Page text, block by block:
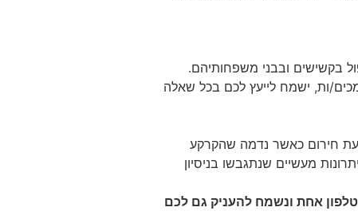
למעלה מ- 20 שנות ניסיון בטיפול בקשישים ובבני משפחותיהם.
ות, ישמח לייעץ לכם בכל שאלה
חירום כאשר נדמה שהקרקע
מעשיים שנתגבשו בניסיון
טלפון אחת ונשמח להעניק גם לכם